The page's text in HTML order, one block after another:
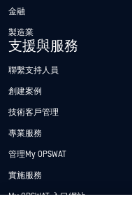
金融
製造業
支援與服務
聯繫支持人員
創建案例
技術客戶管理
專業服務
管理My OPSWAT
實施服務
My OPSWAT 入口網站